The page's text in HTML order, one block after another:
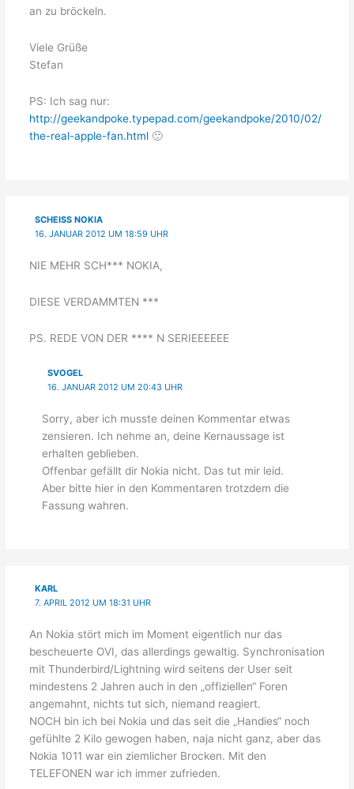
an zu bröckeln.
Viele Grüße
Stefan
PS: Ich sag nur:
http://geekandpoke.typepad.com/geekandpoke/2010/02/
the-real-apple-fan.html🙂
SCHEISS NOKIA
16. JANUAR 2012 UM 18:59 UHR
NIE MEHR SCH*** NOKIA,
DIESE VERDAMMTEN ***
PS. REDE VON DER **** N SERIEEEEEE
SVOGEL
16. JANUAR 2012 UM 20:43 UHR
Sorry, aber ich musste deinen Kommentar etwas
zensieren. Ich nehme an, deine Kernaussage ist
erhalten geblieben.
Offenbar gefällt dir Nokia nicht. Das tut mir leid.
Aber bitte hier in den Kommentaren trotzdem die
Fassung wahren.
KARL
7. APRIL 2012 UM 18:31 UHR
An Nokia stört mich im Moment eigentlich nur das
bescheuerte OVI, das allerdings gewaltig. Synchronisation
mit Thunderbird/Lightning wird seitens der User seit
mindestens 2 Jahren auch in den „offiziellen“ Foren
angemahnt, nichts tut sich, niemand reagiert.
NOCH bin ich bei Nokia und das seit die „Handies“ noch
gefühlte 2 Kilo gewogen haben, naja nicht ganz, aber das
Nokia 1011 war ein ziemlicher Brocken. Mit den
TELEFONEN war ich immer zufrieden.